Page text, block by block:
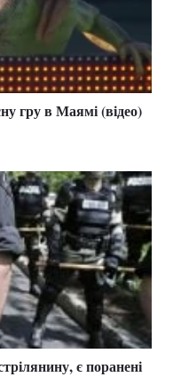
гру в Маямі (відео)
є поранені